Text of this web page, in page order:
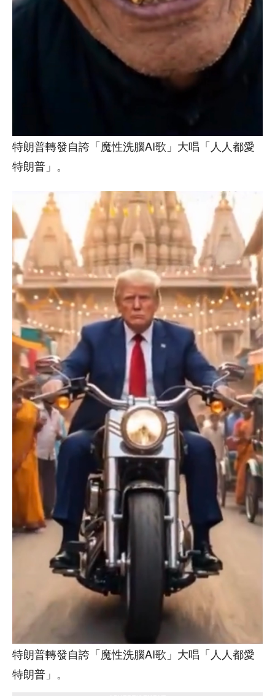
特朗普轉發自誇「魔性洗腦AI歌」大唱「人人都愛
特朗普」。
特朗普轉發自誇「魔性洗腦AI歌」大唱「人人都愛
特朗普」。